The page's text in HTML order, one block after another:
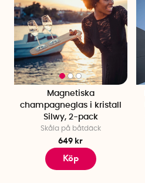
Magnetiska
champagneglas i kristall
Silwy, 2-pack
Skåla på båtdäck
649 kr
Köp